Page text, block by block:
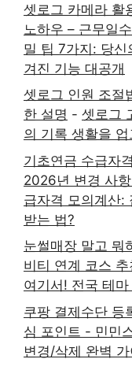
셋로그 카메라 활
노하우 – 근무일
밀 팁 7가지: 당신
겨진 기능 대공개
셋로그 인원 조절
한 설명 - 셋로그
의 기록 생활을
기초연금 수급자
2026년 변경 사
급자격 모의계산:
받는 법?
눈썰매장 말고 뭐
비티 연계 코스 추
여기서! 전국 테
쿠팡 결제수단 등
심 포인트 - 민민
변경/삭제 완벽